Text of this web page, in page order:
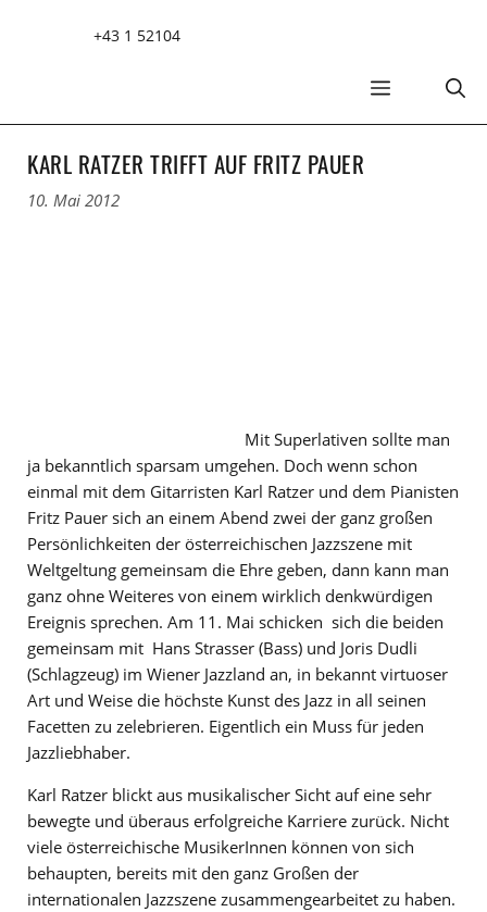
+43 1 52104
MENÜ
KARL RATZER TRIFFT AUF FRITZ PAUER
10. Mai 2012
Mit Superlativen sollte man
ja bekanntlich sparsam umgehen. Doch wenn schon
einmal mit dem Gitarristen Karl Ratzer und dem Pianisten
Fritz Pauer sich an einem Abend zwei der ganz großen
Persönlichkeiten der österreichischen Jazzszene mit
Weltgeltung gemeinsam die Ehre geben, dann kann man
ganz ohne Weiteres von einem wirklich denkwürdigen
Ereignis sprechen. Am 11. Mai schicken sich die beiden
gemeinsam mit Hans Strasser (Bass) und Joris Dudli
(Schlagzeug) im Wiener Jazzland an, in bekannt virtuoser
Art und Weise die höchste Kunst des Jazz in all seinen
Facetten zu zelebrieren. Eigentlich ein Muss für jeden
Jazzliebhaber.
Karl Ratzer blickt aus musikalischer Sicht auf eine sehr
bewegte und überaus erfolgreiche Karriere zurück. Nicht
viele österreichische MusikerInnen können von sich
behaupten, bereits mit den ganz Großen der
internationalen Jazzszene zusammengearbeitet zu haben.